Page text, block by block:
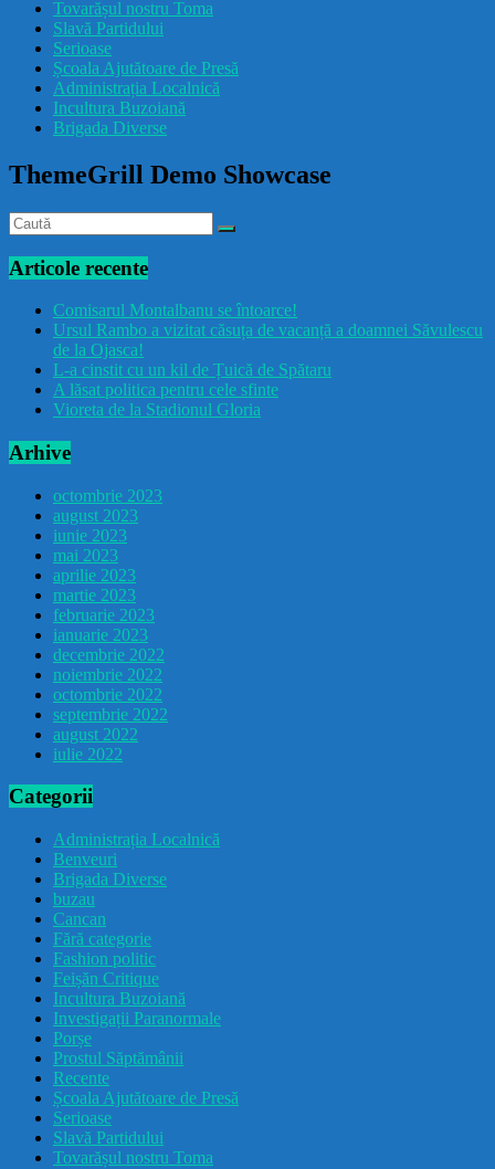
drăcușorulbuzoian
Tovarășul nostru Toma
Slavă Partidului
Serioase
Școala Ajutătoare de Presă
Administrația Localnică
Incultura Buzoiană
Brigada Diverse
ThemeGrill Demo Showcase
Articole recente
Comisarul Montalbanu se întoarce!
Ursul Rambo a vizitat căsuța de vacanță a doamnei Săvulescu
de la Ojasca!
L-a cinstit cu un kil de Țuică de Spătaru
A lăsat politica pentru cele sfinte
Vioreta de la Stadionul Gloria
Arhive
octombrie 2023
august 2023
iunie 2023
mai 2023
aprilie 2023
martie 2023
februarie 2023
ianuarie 2023
decembrie 2022
noiembrie 2022
octombrie 2022
septembrie 2022
august 2022
iulie 2022
Categorii
Administrația Localnică
Benveuri
Brigada Diverse
buzau
Cancan
Fără categorie
Fashion politic
Feișăn Critique
Incultura Buzoiană
Investigații Paranormale
Porșe
Prostul Săptămânii
Recente
Școala Ajutătoare de Presă
Serioase
Slavă Partidului
Tovarășul nostru Toma